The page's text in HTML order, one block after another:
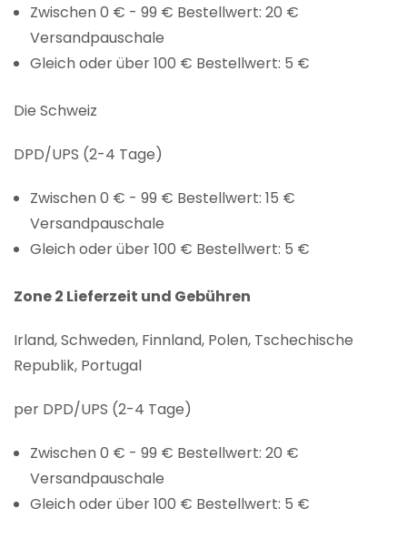
Zwischen 0 € - 99 € Bestellwert: 20 €
Versandpauschale
Gleich oder über 100 € Bestellwert: 5 €
Die Schweiz
DPD/UPS (2-4 Tage)
Zwischen 0 € - 99 € Bestellwert: 15 €
Versandpauschale
Gleich oder über 100 € Bestellwert: 5 €
Zone 2 Lieferzeit und Gebühren
Irland, Schweden, Finnland, Polen, Tschechische
Republik, Portugal
per DPD/UPS (2-4 Tage)
Zwischen 0 € - 99 € Bestellwert: 20 €
Versandpauschale
Gleich oder über 100 € Bestellwert: 5 €